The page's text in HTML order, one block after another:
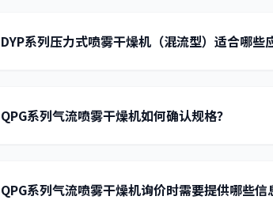
DYP系列压力式喷雾干燥机（混流型）适合哪些
QPG系列气流喷雾干燥机如何确认规格？
QPG系列气流喷雾干燥机询价时需要提供哪些信